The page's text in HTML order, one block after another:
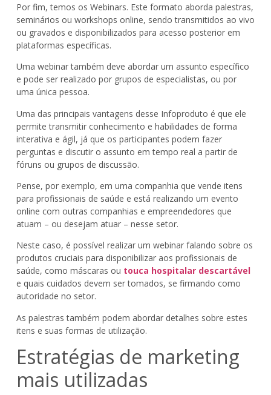
Por fim, temos os Webinars. Este formato aborda palestras,
seminários ou workshops online, sendo transmitidos ao vivo
ou gravados e disponibilizados para acesso posterior em
plataformas específicas.
Uma webinar também deve abordar um assunto específico
e pode ser realizado por grupos de especialistas, ou por
uma única pessoa.
Uma das principais vantagens desse Infoproduto é que ele
permite transmitir conhecimento e habilidades de forma
interativa e ágil, já que os participantes podem fazer
perguntas e discutir o assunto em tempo real a partir de
fóruns ou grupos de discussão.
Pense, por exemplo, em uma companhia que vende itens
para profissionais de saúde e está realizando um evento
online com outras companhias e empreendedores que
atuam – ou desejam atuar – nesse setor.
Neste caso, é possível realizar um webinar falando sobre os
produtos cruciais para disponibilizar aos profissionais de
saúde, como máscaras ou touca hospitalar descartável
e quais cuidados devem ser tomados, se firmando como
autoridade no setor.
As palestras também podem abordar detalhes sobre estes
itens e suas formas de utilização.
Estratégias de marketing
mais utilizadas